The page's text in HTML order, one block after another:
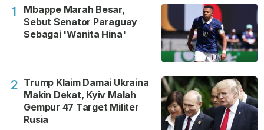
1
Mbappe Marah Besar,
Sebut Senator Paraguay
Sebagai 'Wanita Hina'
2 Trump Klaim Damai Ukraina
Makin Dekat, Kyiv Malah
Gempur 47 Target Militer
Rusia